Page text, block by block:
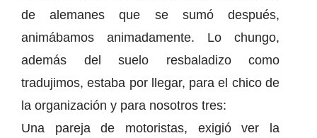
de alemanes que se sumó después,
animábamos animadamente. Lo chungo,
además del suelo resbaladizo como
tradujimos, estaba por llegar, para el chico de
la organización y para nosotros tres:
Una pareja de motoristas, exigió ver la